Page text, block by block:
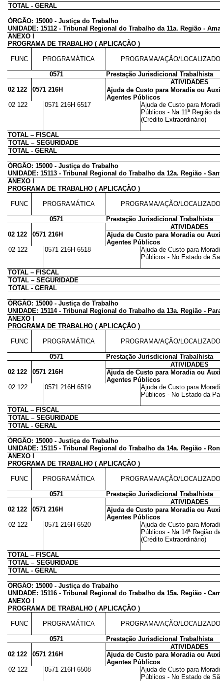
TOTAL - GERAL
ÓRGÃO: 15000 - Justiça do Trabalho
UNIDADE: 15112 - Tribunal Regional do Trabalho da 11a. Região -
ANEXO I
PROGRAMA DE TRABALHO ( APLICAÇÃO )
FUNC PROGRAMÁTICA PROGRAMA/AÇÃO/
0571
Prestação Jurisdicional Trabalhista
ATIVIDADES
02 122
0571 216H
Ajuda de Custo para Moradia ou
Agentes Públicos
02 122
0571 216H 6517
Ajuda de Custo para
Públicos - Na 11ª Região
(Crédito Extraordinário)
TOTAL – FISCAL
TOTAL – SEGURIDADE
TOTAL - GERAL
ÓRGÃO: 15000 - Justiça do Trabalho
UNIDADE: 15113 - Tribunal Regional do Trabalho da 12a. Região -
ANEXO I
PROGRAMA DE TRABALHO ( APLICAÇÃO )
FUNC PROGRAMÁTICA PROGRAMA/AÇÃO/
0571
Prestação Jurisdicional Trabalhista
ATIVIDADES
02 122
0571 216H
Ajuda de Custo para Moradia ou
Agentes Públicos
02 122
0571 216H 6518
Ajuda de Custo para
Públicos - No Estado de
TOTAL – FISCAL
TOTAL – SEGURIDADE
TOTAL - GERAL
ÓRGÃO: 15000 - Justiça do Trabalho
UNIDADE: 15114 - Tribunal Regional do Trabalho da 13a. Região -
ANEXO I
PROGRAMA DE TRABALHO ( APLICAÇÃO )
FUNC PROGRAMÁTICA PROGRAMA/AÇÃO/
0571
Prestação Jurisdicional Trabalhista
ATIVIDADES
02 122
0571 216H
Ajuda de Custo para Moradia ou
Agentes Públicos
02 122
0571 216H 6519
Ajuda de Custo para
Públicos - No Estado da
TOTAL – FISCAL
TOTAL – SEGURIDADE
TOTAL - GERAL
ÓRGÃO: 15000 - Justiça do Trabalho
UNIDADE: 15115 - Tribunal Regional do Trabalho da 14a. Região -
ANEXO I
PROGRAMA DE TRABALHO ( APLICAÇÃO )
FUNC PROGRAMÁTICA PROGRAMA/AÇÃO/
0571
Prestação Jurisdicional Trabalhista
ATIVIDADES
02 122
0571 216H
Ajuda de Custo para Moradia ou
Agentes Públicos
02 122
0571 216H 6520
Ajuda de Custo para
Públicos - Na 14ª Região
(Crédito Extraordinário)
TOTAL – FISCAL
TOTAL – SEGURIDADE
TOTAL - GERAL
ÓRGÃO: 15000 - Justiça do Trabalho
UNIDADE: 15116 - Tribunal Regional do Trabalho da 15a. Região -
ANEXO I
PROGRAMA DE TRABALHO ( APLICAÇÃO )
FUNC PROGRAMÁTICA PROGRAMA/AÇÃO/
0571
Prestação Jurisdicional Trabalhista
ATIVIDADES
02 122
0571 216H
Ajuda de Custo para Moradia ou
Agentes Públicos
02 122
0571 216H 6508
Ajuda de Custo para
Públicos - No Estado de